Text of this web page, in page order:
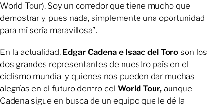
World Tour). Soy un corredor que tiene mucho que
demostrar y, pues nada, simplemente una oportunidad
para mí sería maravillosa”.
En la actualidad, Edgar Cadena e Isaac del Toro son los
dos grandes representantes de nuestro país en el
ciclismo mundial y quienes nos pueden dar muchas
alegrías en el futuro dentro del World Tour, aunque
Cadena sigue en busca de un equipo que le dé la